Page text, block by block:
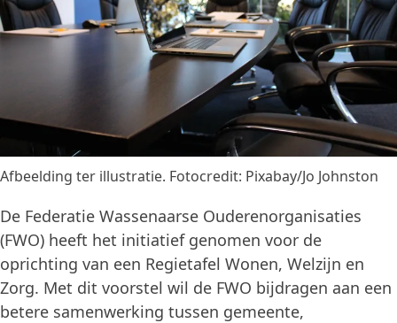
Afbeelding ter illustratie. Fotocredit: Pixabay/Jo Johnston
De Federatie Wassenaarse Ouderenorganisaties
(FWO) heeft het initiatief genomen voor de
oprichting van een Regietafel Wonen, Welzijn en
Zorg. Met dit voorstel wil de FWO bijdragen aan een
betere samenwerking tussen gemeente,